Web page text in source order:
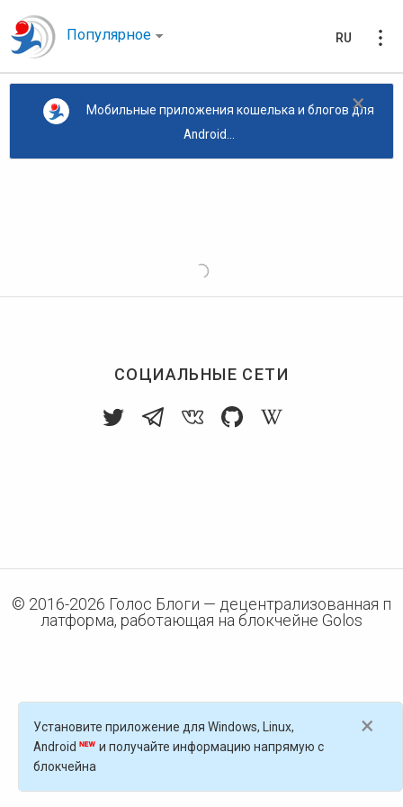
Популярное RU
×
Мобильные приложения кошелька и блогов для
Android...
СОЦИАЛЬНЫЕ СЕТИ
© 2016-2026 Голос Блоги — децентрализованная п
латформа, работающая на блокчейне Golos
×
Установите приложение для Windows, Linux,
Android
и получайте информацию напрямую с
блокчейна